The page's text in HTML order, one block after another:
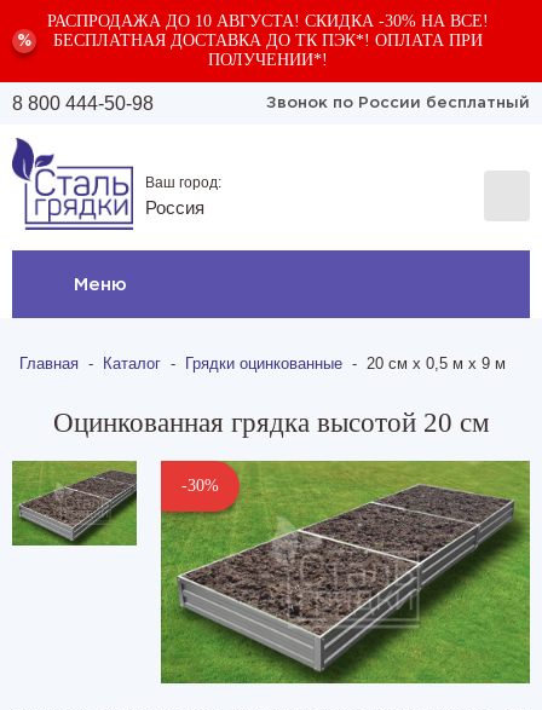
%
РАСПРОДАЖА ДО 10 АВГУСТА! СКИДКА -30% НА ВСЕ!
БЕСПЛАТНАЯ ДОСТАВКА ДО ТК ПЭК*! ОПЛАТА ПРИ
ПОЛУЧЕНИИ*!
8 800 444-50-98 Звонок по России бесплатный
Ваш город:
Россия
Меню
Главная - Каталог - Грядки оцинкованные - 20 см х 0,5 м х 9 м
Оцинкованная грядка высотой 20 см
-30%